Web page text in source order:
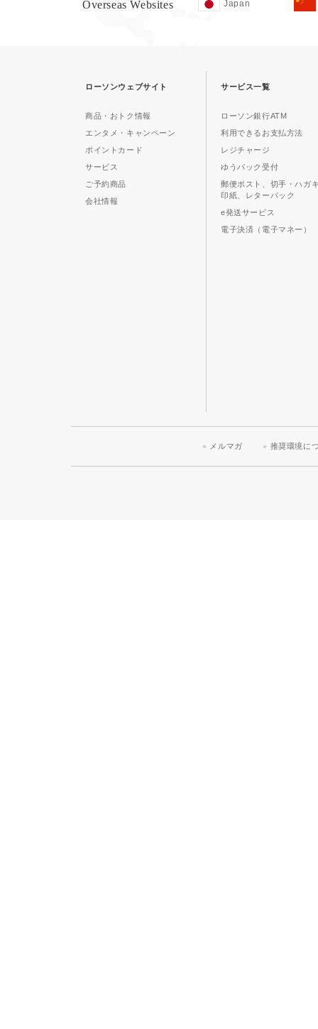
Overseas Websites Japan
ローソンウェブサイト
商品・おトク情報
エンタメ・キャンペーン
ポイントカード
サービス
ご予約商品
会社情報
サービス一覧
ローソン銀行ATM
利用できるお支払方法
レジチャージ
ゆうパック受付
郵便ポスト、切手・ハガ
印紙、レターパック
e発送サービス
電子決済（電子マネー）
メルマガ 推奨環境に